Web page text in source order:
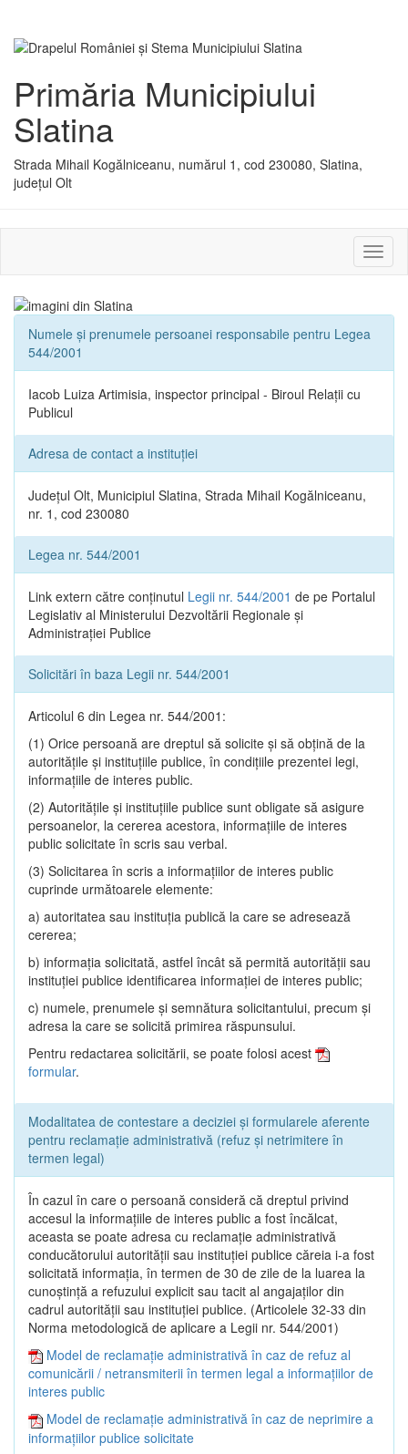
Primăria Municipiului
Slatina
Strada Mihail Kogălniceanu, numărul 1, cod 230080, Slatina,
județul Olt
sau
Numele și prenumele persoanei responsabile pentru Legea
544/2001
Iacob Luiza Artimisia, inspector principal - Biroul Relații cu
Publicul
Adresa de contact a instituției
Județul Olt, Municipiul Slatina, Strada Mihail Kogălniceanu,
nr. 1, cod 230080
Legea nr. 544/2001
Link extern către conținutul Legii nr. 544/2001 de pe Portalul
Legislativ al Ministerului Dezvoltării Regionale și
Administrației Publice
Solicitări în baza Legii nr. 544/2001
Articolul 6 din Legea nr. 544/2001:
(1) Orice persoană are dreptul să solicite şi să obţină de la
autorităţile şi instituţiile publice, în condiţiile prezentei legi,
informaţiile de interes public.
(2) Autorităţile şi instituţiile publice sunt obligate să asigure
persoanelor, la cererea acestora, informaţiile de interes
public solicitate în scris sau verbal.
(3) Solicitarea în scris a informaţiilor de interes public
cuprinde următoarele elemente:
a) autoritatea sau instituţia publică la care se adresează
cererea;
b) informaţia solicitată, astfel încât să permită autorităţii sau
instituţiei publice identificarea informaţiei de interes public;
c) numele, prenumele şi semnătura solicitantului, precum şi
adresa la care se solicită primirea răspunsului.
Pentru redactarea solicitării, se poate folosi acest
formular.
Modalitatea de contestare a deciziei și formularele aferente
pentru reclamație administrativă (refuz și netrimitere în
termen legal)
În cazul în care o persoană consideră că dreptul privind
accesul la informaţiile de interes public a fost încălcat,
aceasta se poate adresa cu reclamaţie administrativă
conducătorului autorităţii sau instituţiei publice căreia i-a fost
solicitată informaţia, în termen de 30 de zile de la luarea la
cunoştinţă a refuzului explicit sau tacit al angajaţilor din
cadrul autorităţii sau instituţiei publice. (Articolele 32-33 din
Norma metodologică de aplicare a Legii nr. 544/2001)
Model de reclamație administrativă în caz de refuz al
comunicării / netransmiterii în termen legal a informațiilor de
interes public
Model de reclamație administrativă în caz de neprimire a
informațiilor publice solicitate